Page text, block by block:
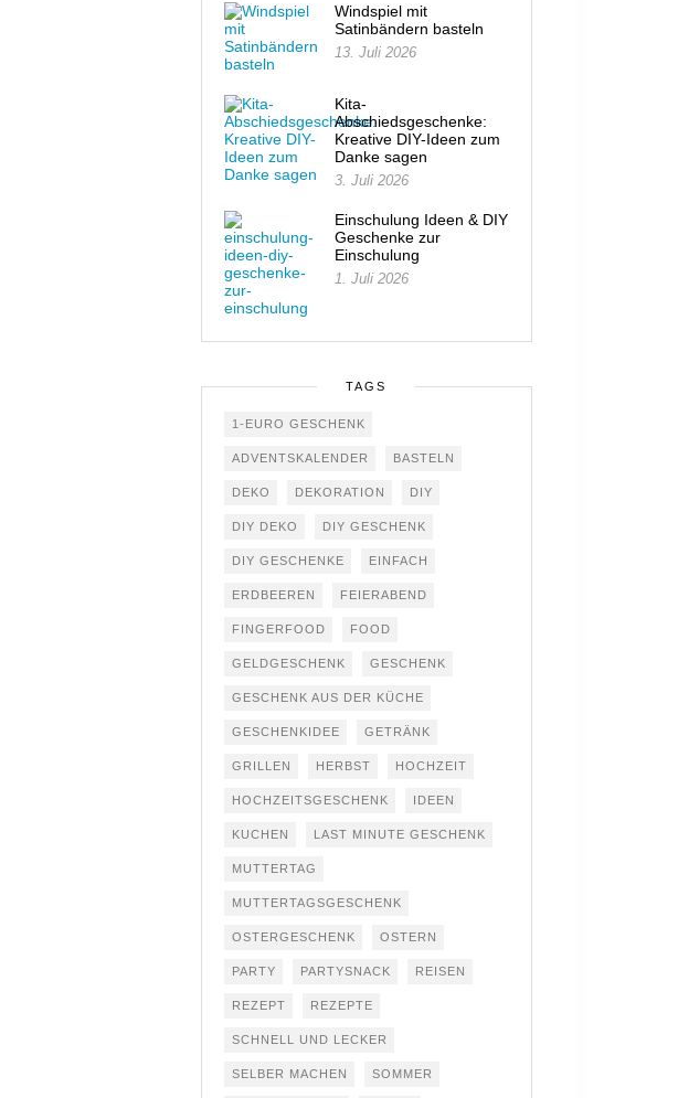
Windspiel mit
Satinbändern basteln
13. Juli 2026
Kita-
Abschiedsgeschenke:
Kreative DIY-Ideen zum
Danke sagen
3. Juli 2026
Einschulung Ideen & DIY
Geschenke zur
Einschulung
1. Juli 2026
TAGS
1-EURO GESCHENK
ADVENTSKALENDER BASTELN
DEKO DEKORATION DIY
DIY DEKO DIY GESCHENK
DIY GESCHENKE EINFACH
ERDBEEREN FEIERABEND
FINGERFOOD FOOD
GELDGESCHENK GESCHENK
GESCHENK AUS DER KÜCHE
GESCHENKIDEE GETRÄNK
GRILLEN HERBST HOCHZEIT
HOCHZEITSGESCHENK IDEEN
KUCHEN LAST MINUTE GESCHENK
MUTTERTAG
MUTTERTAGSGESCHENK
OSTERGESCHENK OSTERN
PARTY PARTYSNACK REISEN
REZEPT REZEPTE
SCHNELL UND LECKER
SELBER MACHEN SOMMER